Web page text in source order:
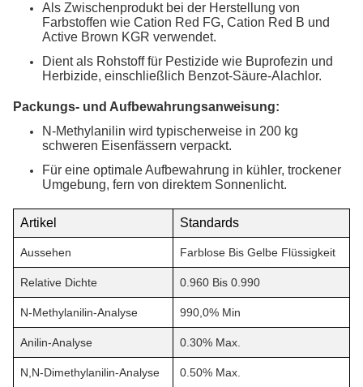
Als Zwischenprodukt bei der Herstellung von
Farbstoffen wie Cation Red FG, Cation Red B und
Active Brown KGR verwendet.
Dient als Rohstoff für Pestizide wie Buprofezin und
Herbizide, einschließlich Benzot-Säure-Alachlor.
Packungs- und Aufbewahrungsanweisung:
N-Methylanilin wird typischerweise in 200 kg
schweren Eisenfässern verpackt.
Für eine optimale Aufbewahrung in kühler, trockener
Umgebung, fern von direktem Sonnenlicht.
Artikel Standards
Aussehen Farblose Bis Gelbe Flüssigkeit
Relative Dichte 0.960 Bis 0.990
N-Methylanilin-Analyse 990,0% Min
Anilin-Analyse 0.30% Max.
N,N-Dimethylanilin-Analyse 0.50% Max.